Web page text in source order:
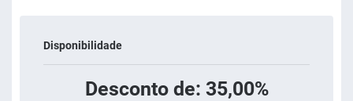
Disponibilidade
Desconto de: 35,00%